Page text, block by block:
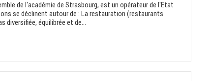
de l'académie de Strasbourg, est un opérateur de l'Etat
se déclinent autour de : La restauration (restaurants
diversifiée, équilibrée et de...